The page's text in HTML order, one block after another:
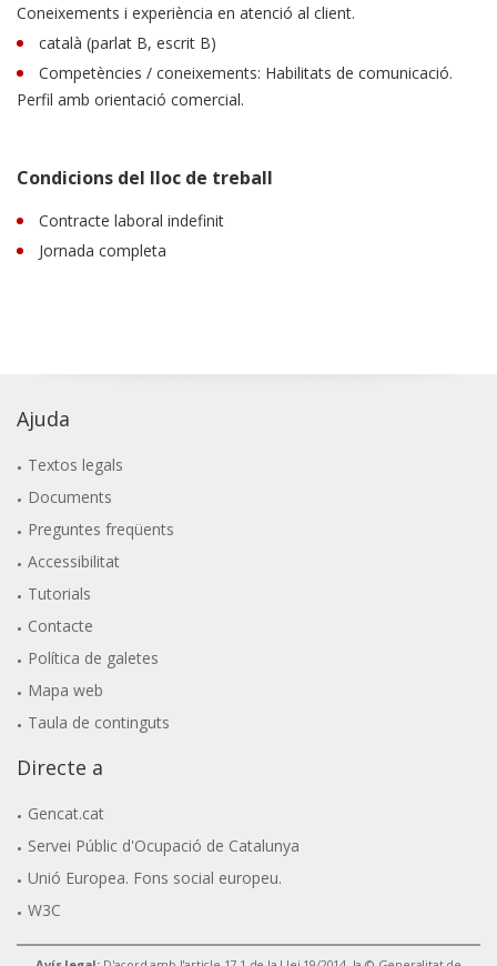
Coneixements i experiència en atenció al client.
català (parlat B, escrit B)
Competències / coneixements: Habilitats de comunicació.
Perfil amb orientació comercial.
Condicions del lloc de treball
Contracte laboral indefinit
Jornada completa
Ajuda
Textos legals
Documents
Preguntes freqüents
Accessibilitat
Tutorials
Contacte
Política de galetes
Mapa web
Taula de continguts
Directe a
Gencat.cat
Servei Públic d'Ocupació de Catalunya
Unió Europea. Fons social europeu.
W3C